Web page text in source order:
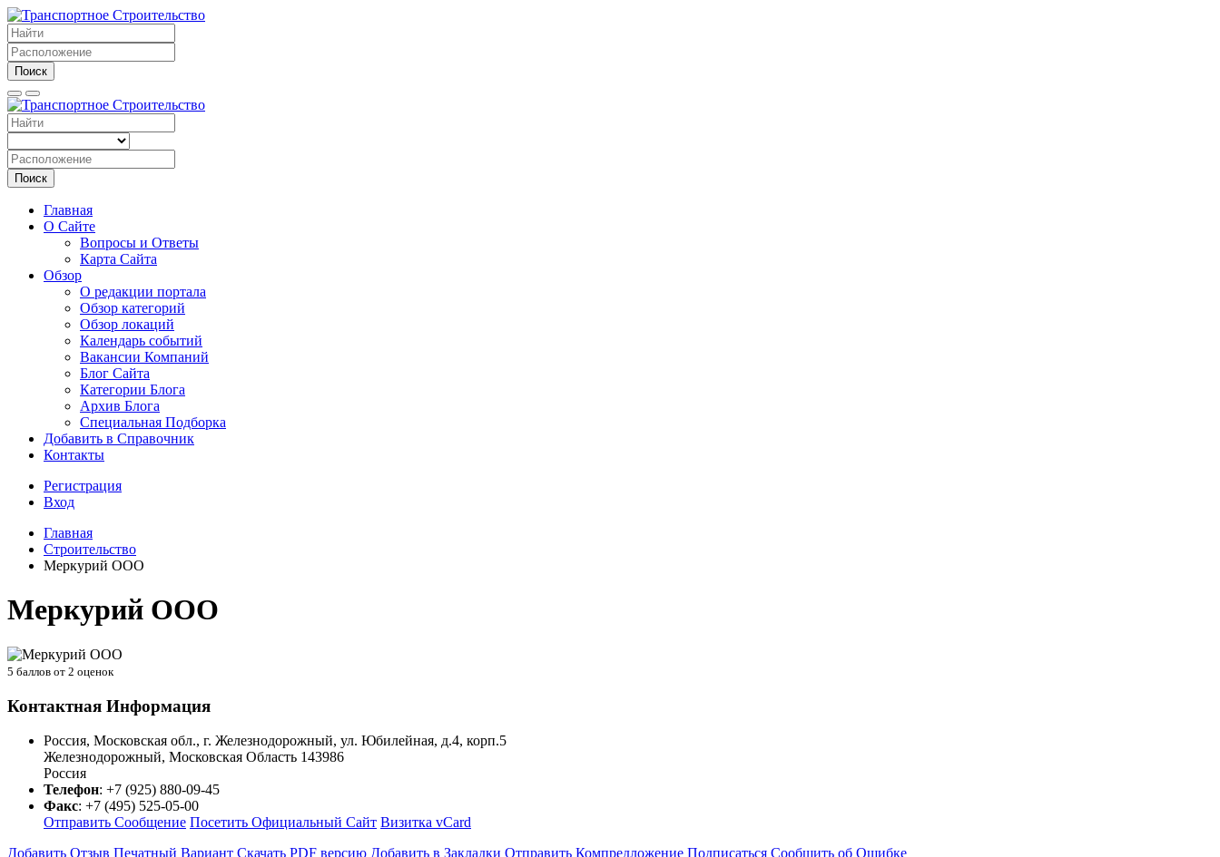
Поиск
Поиск
Главная
О Сайте
Вопросы и Ответы
Карта Сайта
Обзор
О редакции портала
Обзор категорий
Обзор локаций
Календарь событий
Вакансии Компаний
Блог Сайта
Категории Блога
Архив Блога
Специальная Подборка
Добавить в Справочник
Контакты
Регистрация
Вход
Главная
Строительство
Меркурий ООО
Меркурий ООО
5 баллов от 2 оценок
Контактная Информация
Россия, Московская обл., г. Железнодорожный, ул. Юбилейная, д.4, корп.5
Железнодорожный, Московская Область 143986
Россия
Телефон: +7 (925) 880-09-45
Факс: +7 (495) 525-05-00
Отправить Сообщение Посетить Официальный Сайт Визитка vCard
Добавить Отзыв Печатный Вариант Скачать PDF версию Добавить в Закладки Отправить Компредложение Подписаться Сообщить об Ошибке